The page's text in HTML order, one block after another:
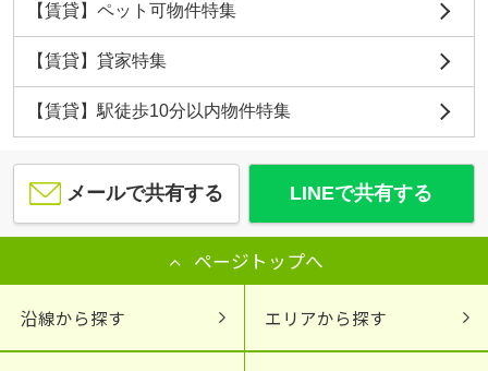
【賃貸】ペット可物件特集
【賃貸】貸家特集
【賃貸】駅徒歩10分以内物件特集
メールで共有する LINEで共有する
ページトップへ
沿線から探す エリアから探す